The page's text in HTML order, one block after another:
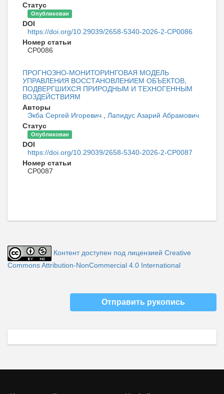
Статус
Опубликован
DOI
https://doi.org/10.29039/2658-5340-2026-2-CP0086
Номер статьи
CP0086
ПРОГНОЗНО-МОНИТОРИНГОВАЯ МОДЕЛЬ
УПРАВЛЕНИЯ ВОССТАНОВЛЕНИЕМ ОБЪЕКТОВ,
ПОДВЕРГШИХСЯ ПРИРОДНЫМ И ТЕХНОГЕННЫМ
ВОЗДЕЙСТВИЯМ
Авторы
Экба Сергей Игоревич
Лапидус Азарий Абрамович
Статус
Опубликован
DOI
https://doi.org/10.29039/2658-5340-2026-2-CP0087
Номер статьи
CP0087
Контент доступен под лицензией Creative
Commons Attribution-NonCommercial 4.0 International
Отправить рукопись